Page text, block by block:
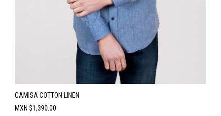
CAMISA COTTON LINEN
Precio
MXN $1,390.00